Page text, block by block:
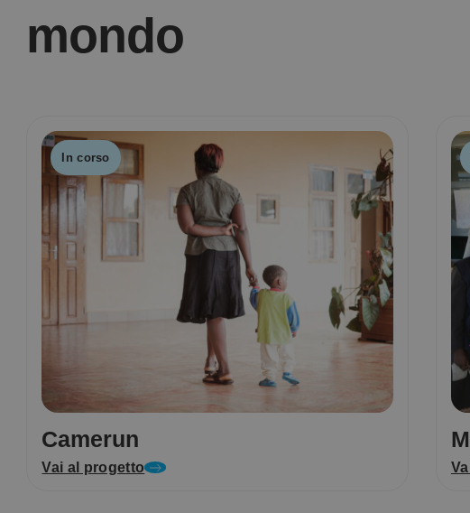
mondo
Camerun
Vai al progetto
In corso